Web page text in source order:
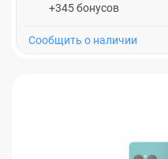
+345 бонусов
Cообщить о наличии